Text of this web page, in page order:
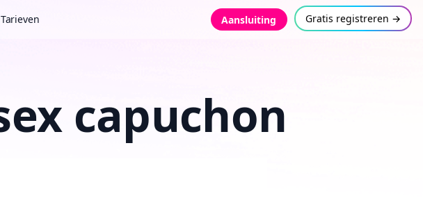
Tarieven Aansluiting Gratis registreren →
capuchon